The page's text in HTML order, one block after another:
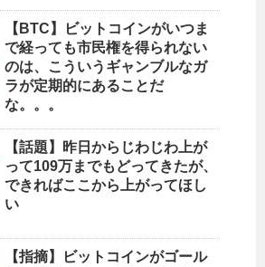
【BTC】ビットコインがいつま
で経っても市民権を得られない
のは、こういうギャンブルなガ
ラが定期的にあることだ
な。。。
【話題】昨日からじわじわ上が
って109万までもどってきたが、
できればここから上がってほし
い
【指摘】ビットコインがゴール